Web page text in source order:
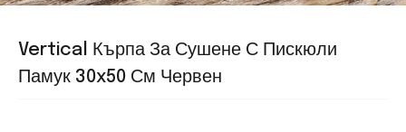
Vertical Кърпа За Сушене С Пискюли
Памук 30x50 См Червен